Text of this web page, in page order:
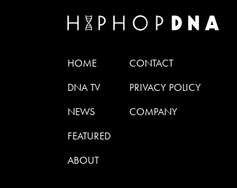
HOME
DNA TV
NEWS
FEATURED
ABOUT
CONTACT
PRIVACY POLICY
COMPANY